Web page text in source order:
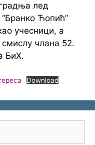
лед
Ћопић”
учесници, а
смислу члана 52.
БиХ.
Download